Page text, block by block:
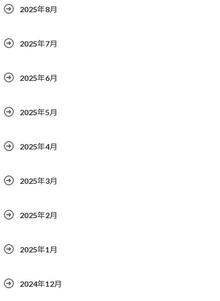
2025年8月
2025年7月
2025年6月
2025年5月
2025年4月
2025年3月
2025年2月
2025年1月
2024年12月